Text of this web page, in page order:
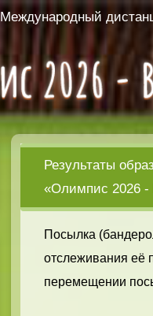
Международный
Результаты
«Олимпис 2026 -
Посылка
отслеживания её
перемещении